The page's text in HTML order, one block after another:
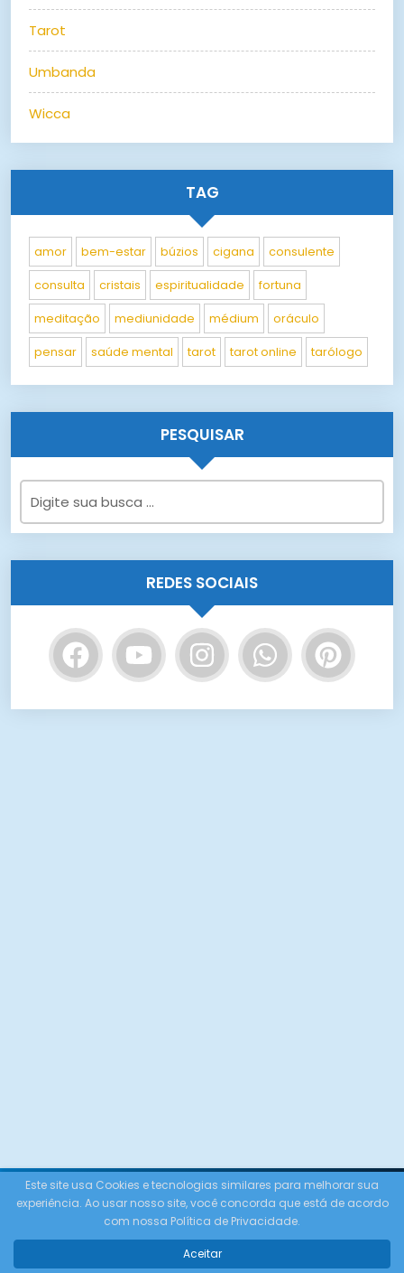
Tarot
Umbanda
Wicca
TAG
amor bem-estar búzios cigana consulente
consulta cristais espiritualidade fortuna
meditação mediunidade médium oráculo
pensar saúde mental tarot tarot online tarólogo
PESQUISAR
REDES SOCIAIS
Conheça
Este site usa Cookies e tecnologias similares para melhorar sua
experiência. Ao usar nosso site, você concorda que está de acordo
com nossa Política de Privacidade.
Aceitar